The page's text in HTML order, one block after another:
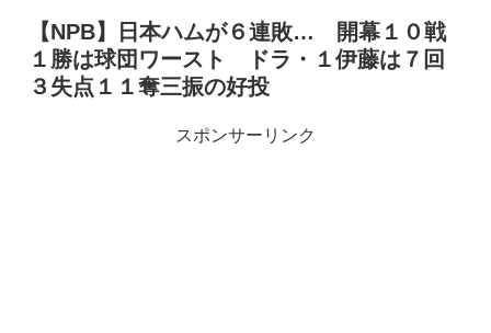
【NPB】日本ハムが６連敗… 開幕１０戦
１勝は球団ワースト ドラ・１伊藤は７回
３失点１１奪三振の好投
スポンサーリンク